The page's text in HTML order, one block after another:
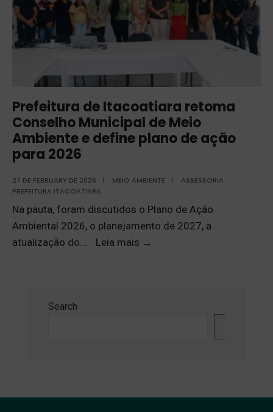
Prefeitura de Itacoatiara retoma
Conselho Municipal de Meio
Ambiente e define plano de ação
para 2026
27 DE FEBRUARY DE 2026 | MEIO AMBIENTE |
ASSESSORIA
PREFEITURA ITACOATIARA
Na pauta, foram discutidos o Plano de Ação
Ambiental 2026, o planejamento de 2027, a
atualização do... Leia mais →
Search